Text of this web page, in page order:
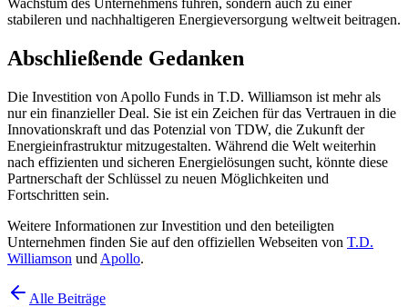
Wachstum des Unternehmens führen, sondern auch zu einer
stabileren und nachhaltigeren Energieversorgung weltweit beitragen.
Abschließende Gedanken
Die Investition von Apollo Funds in T.D. Williamson ist mehr als
nur ein finanzieller Deal. Sie ist ein Zeichen für das Vertrauen in die
Innovationskraft und das Potenzial von TDW, die Zukunft der
Energieinfrastruktur mitzugestalten. Während die Welt weiterhin
nach effizienten und sicheren Energielösungen sucht, könnte diese
Partnerschaft der Schlüssel zu neuen Möglichkeiten und
Fortschritten sein.
Weitere Informationen zur Investition und den beteiligten
Unternehmen finden Sie auf den offiziellen Webseiten von T.D.
Williamson und Apollo.
Alle Beiträge